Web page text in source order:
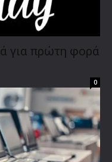
για πρώτη φορά
0